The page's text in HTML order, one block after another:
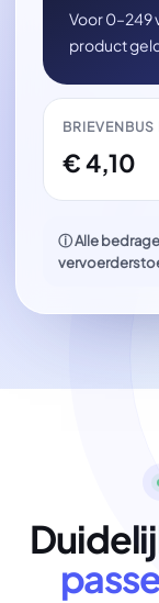
Voor 0–249
product
BRIEVENBUS
€ 4,10
ⓘ Alle